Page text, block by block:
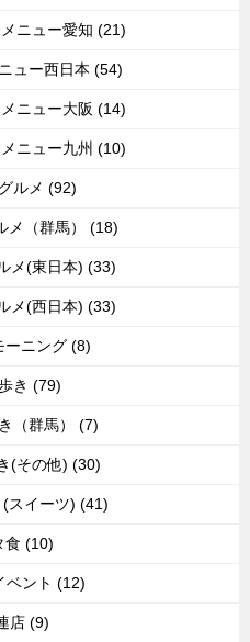
ニュー愛知 (21)
ュー西日本 (54)
ニュー大阪 (14)
ニュー九州 (10)
ルメ (92)
メ（群馬） (18)
メ(東日本) (33)
メ(西日本) (33)
ーニング (8)
き (79)
（群馬） (7)
(その他) (30)
スイーツ) (41)
食 (10)
ベント (12)
店 (9)